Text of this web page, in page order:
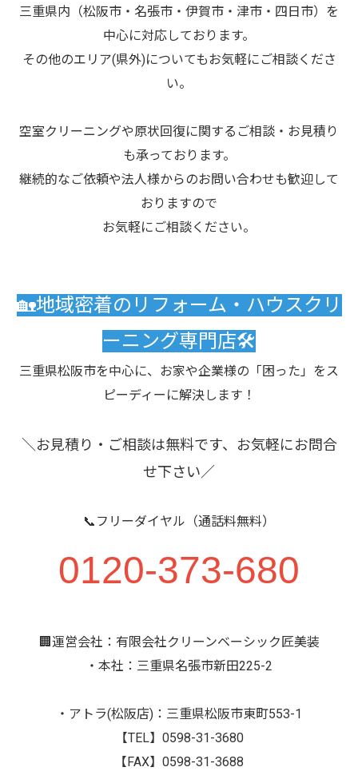
三重県内（松阪市・名張市・伊賀市・津市・四日市）を
中心に対応しております。
その他のエリア(県外)についてもお気軽にご相談くださ
い。
空室クリーニングや原状回復に関するご相談・お見積り
も承っております。
継続的なご依頼や法人様からのお問い合わせも歓迎して
おりますので
お気軽にご相談ください。
🏡地域密着のリフォーム・ハウスクリ
ーニング専門店🛠️
三重県松阪市を中心に、お家や企業様の「困った」をス
ピーディーに解決します！
＼お見積り・ご相談は無料です、お気軽にお問合
せ下さい／
📞フリーダイヤル（通話料無料）
0120-373-680
🏢運営会社：有限会社クリーンベーシック匠美装
・本社：三重県名張市新田225-2
・アトラ(松阪店)：三重県松阪市東町553-1
【TEL】0598-31-3680
【FAX】0598-31-3688